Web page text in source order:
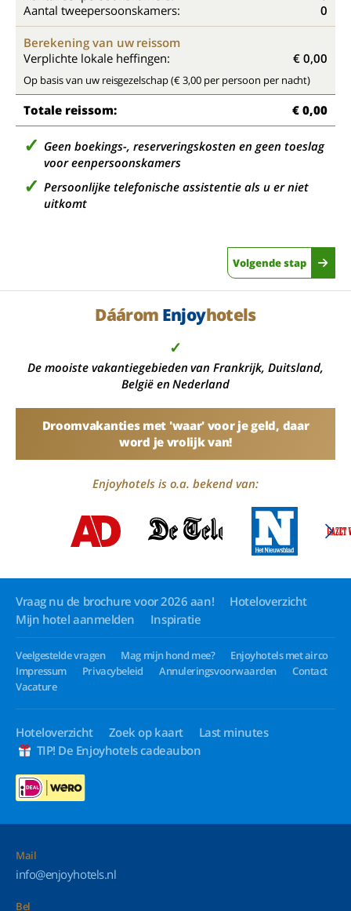
Aantal tweepersoonskamers:
0
Berekening van uw reissom
Verplichte lokale heffingen:
€ 0,00
Op basis van uw reisgezelschap (€ 3,00 per persoon per nacht)
Totale reissom: € 0,00
Geen boekings-, reserveringskosten en geen toeslag
voor eenpersoonskamers
Persoonlijke telefonische assistentie als u er niet
uitkomt
Volgende stap
Dáárom Enjoyhotels
✓
De mooiste vakantiegebieden van Frankrijk, Duitsland,
België en Nederland
Droomvakanties met 'waar' voor je geld, daar
word je vrolijk van!
Enjoyhotels is o.a. bekend van:
Vraag nu de brochure voor 2026 aan!
Hoteloverzicht
Mijn hotel aanmelden
Inspiratie
Veelgestelde vragen Mag mijn hond mee?
Enjoyhotels met airco
Impressum
Privacybeleid Annuleringsvoorwaarden
Contact
Vacature
Hoteloverzicht Zoek op kaart
Last minutes
TIP! De Enjoyhotels cadeaubon
Mail
info@enjoyhotels.nl
Bel